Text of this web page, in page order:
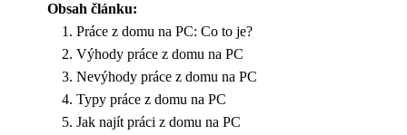
Obsah článku:
Práce z domu na PC: Co to je?
Výhody práce z domu na PC
Nevýhody práce z domu na PC
Typy práce z domu na PC
Jak najít práci z domu na PC